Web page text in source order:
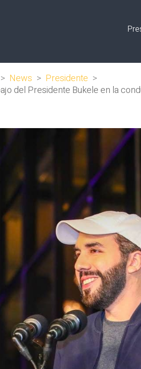
> News > Presidente >
del Presidente Bukele en la